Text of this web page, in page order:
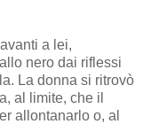
a lei,
nero dai riflessi
La donna si ritrovò
al limite, che il
allontanarlo o, al